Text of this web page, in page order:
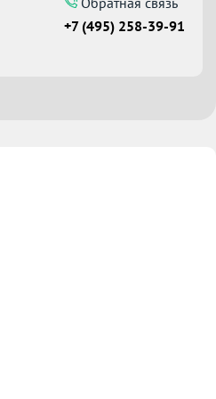
+7 (495) 258-39-91